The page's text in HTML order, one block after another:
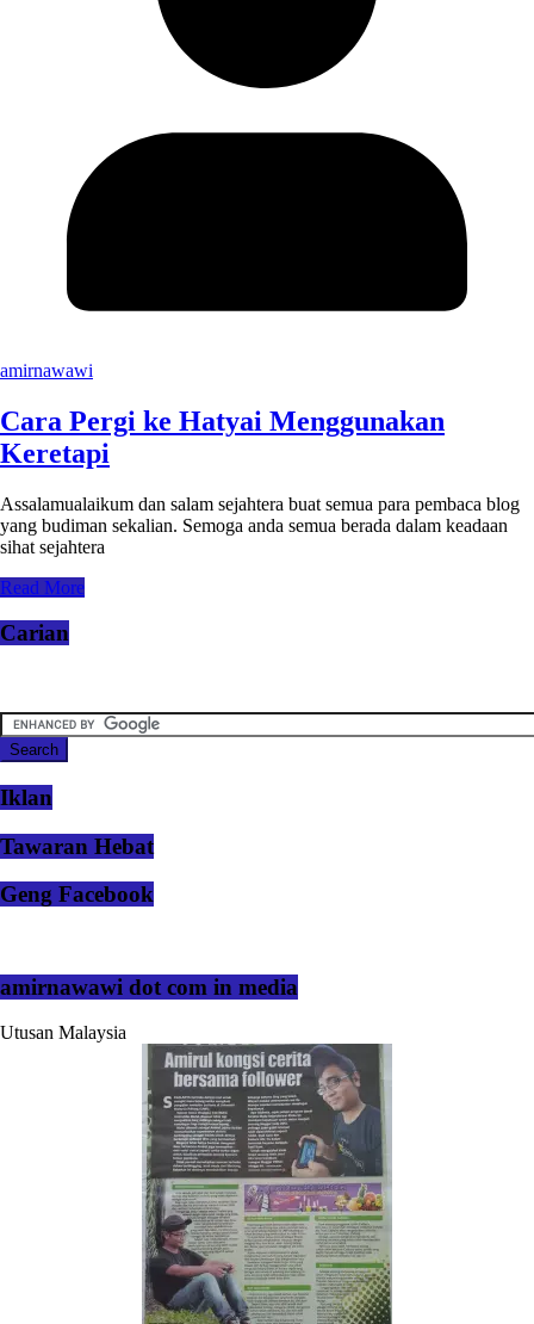
amirnawawi
Cara Pergi ke Hatyai Menggunakan
Keretapi
Assalamualaikum dan salam sejahtera buat semua para pembaca blog
yang budiman sekalian. Semoga anda semua berada dalam keadaan
sihat sejahtera
Read More
Carian
Iklan
Tawaran Hebat
Geng Facebook
amirnawawi dot com in media
Utusan Malaysia